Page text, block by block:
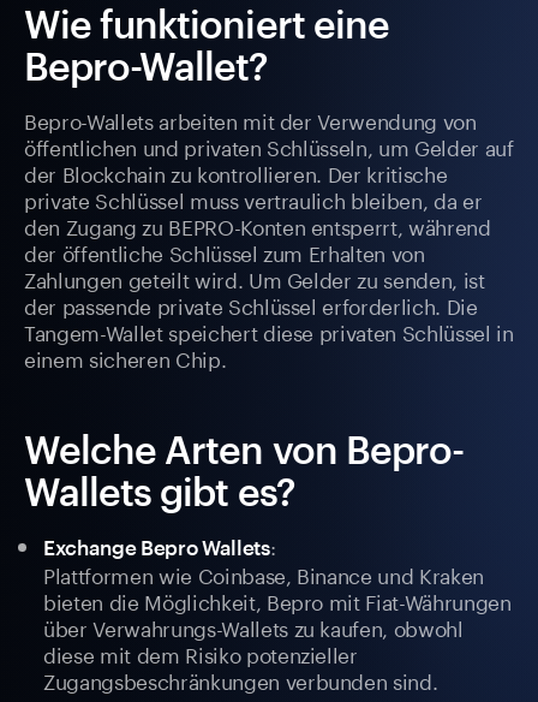
Wie funktioniert eine
Bepro-Wallet?
Bepro-Wallets arbeiten mit der Verwendung von
öffentlichen und privaten Schlüsseln, um Gelder auf
der Blockchain zu kontrollieren. Der kritische
private Schlüssel muss vertraulich bleiben, da er
den Zugang zu BEPRO-Konten entsperrt, während
der öffentliche Schlüssel zum Erhalten von
Zahlungen geteilt wird. Um Gelder zu senden, ist
der passende private Schlüssel erforderlich. Die
Tangem-Wallet speichert diese privaten Schlüssel in
einem sicheren Chip.
Welche Arten von Bepro-
Wallets gibt es?
Exchange Bepro Wallets:
Plattformen wie Coinbase, Binance und Kraken
bieten die Möglichkeit, Bepro mit Fiat-Währungen
über Verwahrungs-Wallets zu kaufen, obwohl
diese mit dem Risiko potenzieller
Zugangsbeschränkungen verbunden sind.